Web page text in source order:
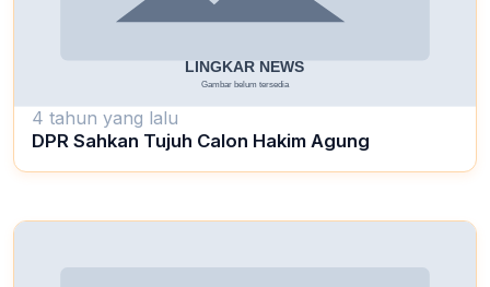
4 tahun yang lalu
DPR Sahkan Tujuh Calon Hakim Agung